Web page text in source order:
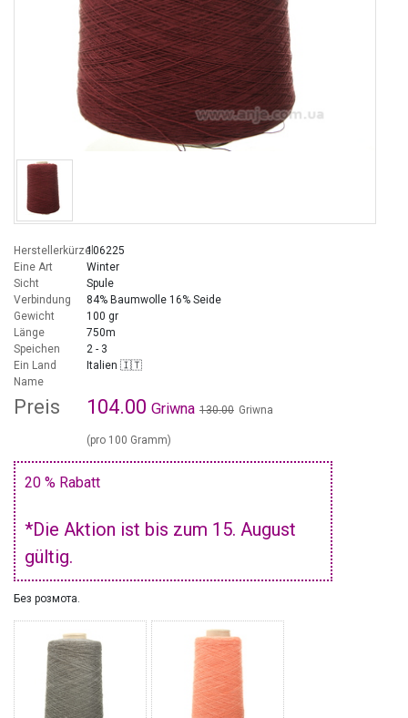
Herstellerkürzel106225
Eine Art
Winter
Sicht
Spule
Verbindung
84% Baumwolle 16% Seide
Gewicht
100 gr
Länge
750m
Speichen
2 - 3
Ein Land
Italien 🇮🇹
Name
Preis 104.00 Griwna 130.00 Griwna
(pro 100 Gramm)
20 % Rabatt
*Die Aktion ist bis zum 15. August
gültig.
Без розмота.